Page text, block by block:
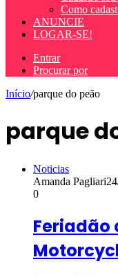
Como
ANUNCIE
LOGAR-SE!
Entrar
Procurar por
Início/parque do peão
parque
Noticias
Amanda Pagliari
0
Feriadão